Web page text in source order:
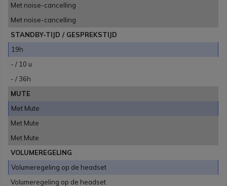
Met noise-cancelling
Met noise-cancelling
STANDBY-TIJD / GESPREKSTIJD
19h
- / 10 u
- / 36h
MUTE
Met Mute
Met Mute
Met Mute
VOLUMEREGELING
Volumeregeling op de headset
Volumeregeling op de headset